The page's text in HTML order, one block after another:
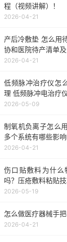
程（视频讲解）！
2026-04-21
产后冷敷垫 怎么用
协和医院待产清单
2026-04-21
低频脉冲治疗仪怎
理 低频脉冲电治疗
2026-05-09
制氧机负离子怎么
多个系统有哪些影响
2026-04-21
伤口贴敷料为什
吗？压疮敷料粘贴技
2026-05-19
怎么做医疗器械手
2026-04-21